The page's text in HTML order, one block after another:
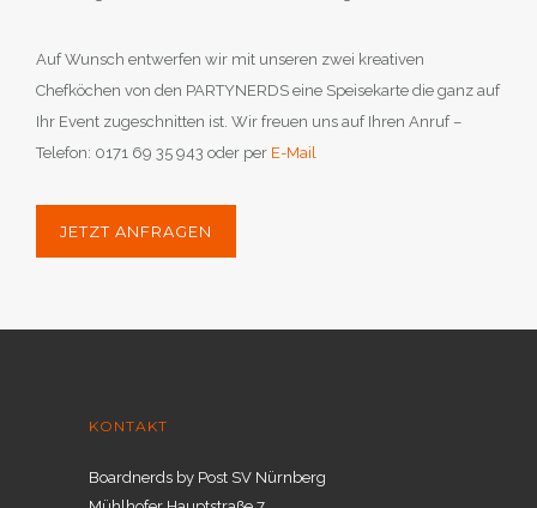
Auf Wunsch entwerfen wir mit unseren zwei kreativen
Chefköchen von den PARTYNERDS eine Speisekarte die ganz auf
Ihr Event zugeschnitten ist. Wir freuen uns auf Ihren Anruf –
Telefon: 0171 69 35 943 oder per E-Mail
JETZT ANFRAGEN
KONTAKT
Boardnerds by Post SV Nürnberg